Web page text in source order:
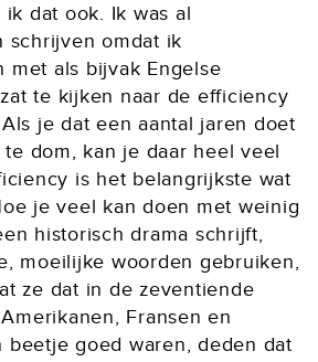
dat ook. Ik was al
schrijven omdat ik
met als bijvak Engelse
te kijken naar de efficiency
je dat een aantal jaren doet
dom, kan je daar heel veel
is het belangrijkste wat
je veel kan doen met weinig
historisch drama schrijft,
moeilijke woorden gebruiken,
ze dat in de zeventiende
Fransen en
beetje goed waren, deden dat